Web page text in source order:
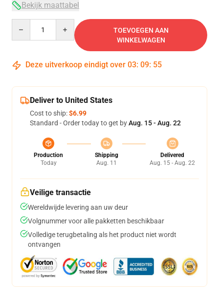
Bekijk maattabel
TOEVOEGEN AAN
WINKELWAGEN
Deze uitverkoop eindigt over 03: 09: 54
Deliver to United States
Cost to ship:$6.99
Standard - Order today to get byAug. 15 - Aug. 22
Production
Today
Shipping
Aug. 11
Delivered
Aug. 15 - Aug. 22
Veilige transactie
Wereldwijde levering aan uw deur
Volgnummer voor alle pakketten beschikbaar
Volledige terugbetaling als het product niet wordt
ontvangen